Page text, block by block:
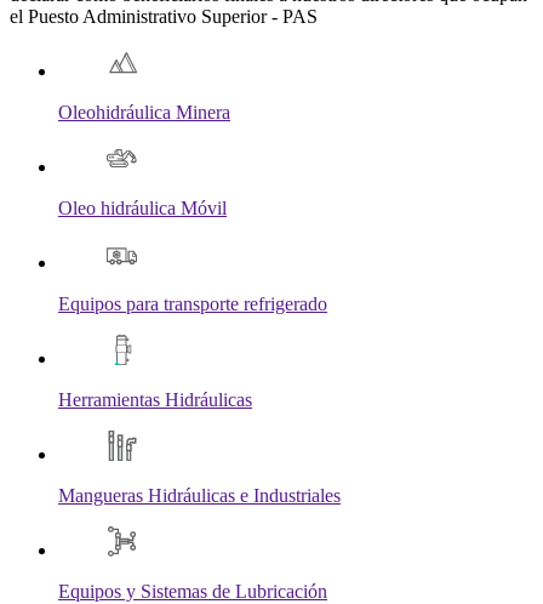
el Puesto Administrativo Superior - PAS
Oleohidráulica Minera
Oleo hidráulica Móvil
Equipos para transporte refrigerado
Herramientas Hidráulicas
Mangueras Hidráulicas e Industriales
Equipos y Sistemas de Lubricación